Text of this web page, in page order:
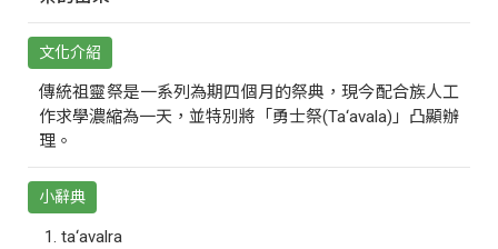
文化介紹
傳統祖靈祭是一系列為期四個月的祭典，現今配合族人工
作求學濃縮為一天，並特別將「勇士祭(Ta‘avala)」凸顯辦
理。
小辭典
ta‘avalra